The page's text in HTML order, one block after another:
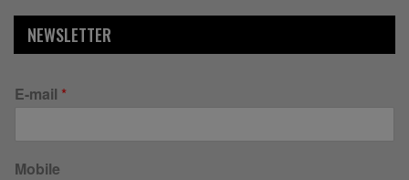
NEWSLETTER
E-mail *
Mobile